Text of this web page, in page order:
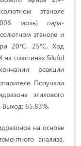
этаноле
моль) пара-
этаноле и
20°С. 25°С. Ход
пластинах Silufol
реакции
Получали
этилового
65,83%.
на основе
анализа,